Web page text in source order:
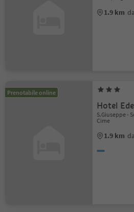
1.9 km
Prenotabile online
Hotel
S.Giuseppe -
Cime
1.9 km